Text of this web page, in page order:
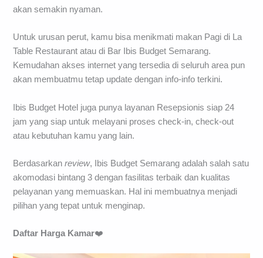
akan semakin nyaman.
Untuk urusan perut, kamu bisa menikmati makan Pagi di La
Table Restaurant atau di Bar Ibis Budget Semarang.
Kemudahan akses internet yang tersedia di seluruh area pun
akan membuatmu tetap update dengan info-info terkini.
Ibis Budget Hotel juga punya layanan Resepsionis siap 24
jam yang siap untuk melayani proses check-in, check-out
atau kebutuhan kamu yang lain.
Berdasarkanreview, Ibis Budget Semarang adalah salah satu
akomodasi bintang 3 dengan fasilitas terbaik dan kualitas
pelayanan yang memuaskan. Hal ini membuatnya menjadi
pilihan yang tepat untuk menginap.
Daftar Harga Kamar❤️